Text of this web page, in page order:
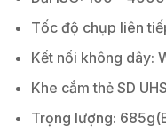
Tốc độ chụp liên
Kết nối không dây:
Khe cắm thẻ SD
Trọng lượng: